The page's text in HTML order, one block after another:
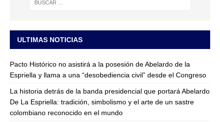
ULTIMAS NOTICIAS
Pacto Histórico no asistirá a la posesión de Abelardo de la
Espriella y llama a una “desobediencia civil” desde el Congreso
La historia detrás de la banda presidencial que portará Abelardo
De La Espriella: tradición, simbolismo y el arte de un sastre
colombiano reconocido en el mundo